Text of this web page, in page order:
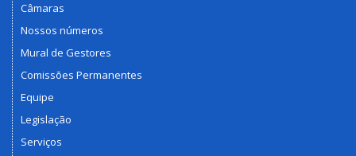
Câmaras
Nossos números
Mural de Gestores
Comissões Permanentes
Equipe
Legislação
Serviços